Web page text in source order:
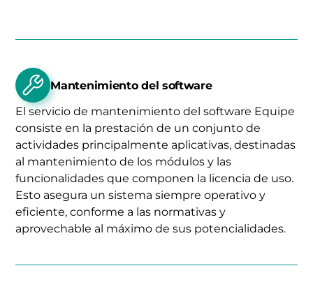
Mantenimiento del software
El servicio de mantenimiento del software Equipe
consiste en la prestación de un conjunto de
actividades principalmente aplicativas, destinadas
al mantenimiento de los módulos y las
funcionalidades que componen la licencia de uso.
Esto asegura un sistema siempre operativo y
eficiente, conforme a las normativas y
aprovechable al máximo de sus potencialidades.